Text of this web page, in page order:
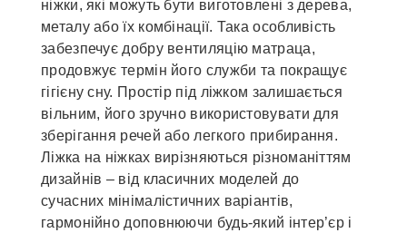
ніжки, які можуть бути виготовлені з дерева,
металу або їх комбінації. Така особливість
забезпечує добру вентиляцію матраца,
продовжує термін його служби та покращує
гігієну сну. Простір під ліжком залишається
вільним, його зручно використовувати для
зберігання речей або легкого прибирання.
Ліжка на ніжках вирізняються різноманіттям
дизайнів – від класичних моделей до
сучасних мінімалістичних варіантів,
гармонійно доповнюючи будь-який інтер’єр і